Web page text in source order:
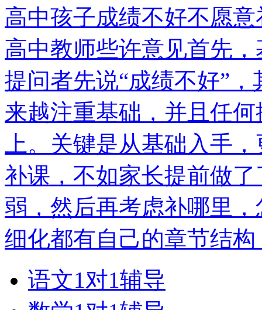
高中孩子成绩不好不愿
高中教师些许意见首先
提问者先说“成绩不好”
来越注重基础，并且任
上。关键是从基础入手
补课，不如家长提前做
弱，然后再考虑补哪里
细化都有自己的章节结
语文1对1辅导